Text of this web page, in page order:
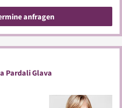
anfragen
Pardali Glava